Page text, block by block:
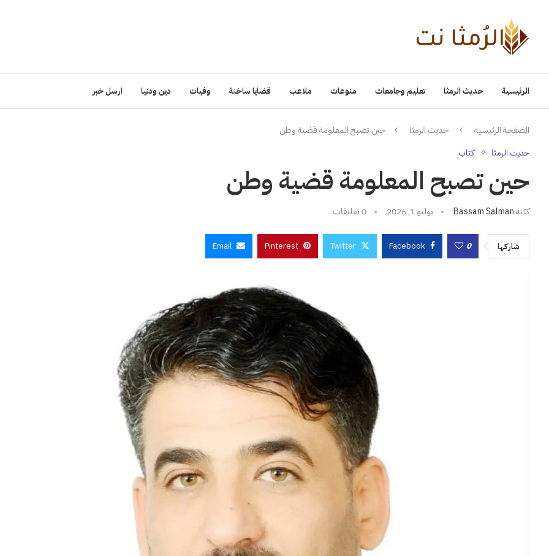
الرئيسية حديث الرمثا تعليم وجامعات منوعات ملاعب قضايا ساخنة وفيات دين ودنيا ارسل خبر
الصفحة الرئيسية حديث الرمثا حين تصبح المعلومة قضية وطن
حديث الرمثا كتاب
حين تصبح المعلومة قضية وطن
كتبهBassam Salman يوليو 1, 2026 0 تعليقات
شاركها 0
Facebook
Twitter
Pinterest
Email